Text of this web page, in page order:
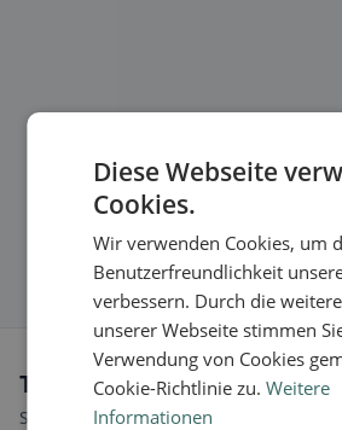
Tipi di alimentazione a
Scopri ristoranti adatti al tuo stile
Diese Webseite
Cookies.
Wir verwenden Cookies, um
Benutzerfreundlichkeit
verbessern. Durch die
unserer Webseite stimmen
Verwendung von Cookies
Cookie-Richtlinie zu.Weitere
Informationen